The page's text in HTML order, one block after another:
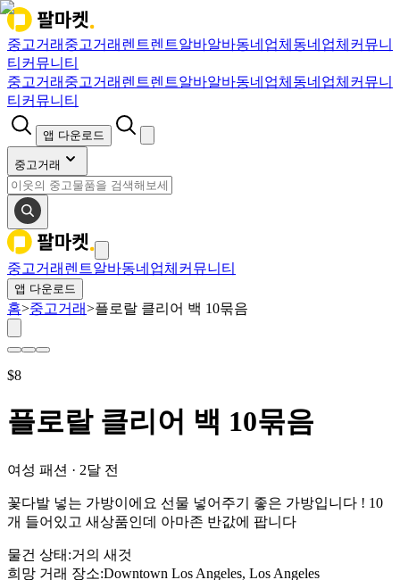
중고거래 중고거래 렌트렌트알바알바동네업체 동네업체 커뮤니
티 커뮤니티
중고거래 중고거래 렌트렌트알바알바동네업체 동네업체 커뮤니
티 커뮤니티
앱 다운로드
중고거래
중고거래 렌트알바동네업체 커뮤니티
앱 다운로드
홈>중고거래>플로랄 클리어 백 10묶음
$8
플로랄 클리어 백 10묶음
여성 패션 · 2달 전
꽃다발 넣는 가방이에요 선물 넣어주기 좋은 가방입니다 ! 10
개 들어있고 새상품인데 아마존 반값에 팝니다
물건 상태 :거의 새것
희망 거래 장소:Downtown Los Angeles, Los Angeles